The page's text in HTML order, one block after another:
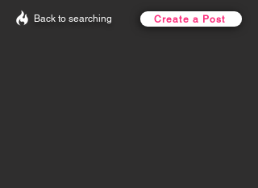
Create a Post
Back to searching